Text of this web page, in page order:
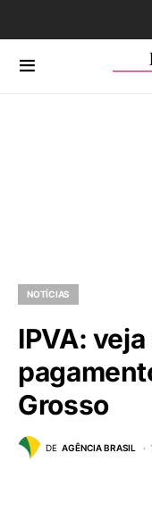
NOTÍCIAS
IPVA:
Grosso
DE AGÊNCIA BRASIL